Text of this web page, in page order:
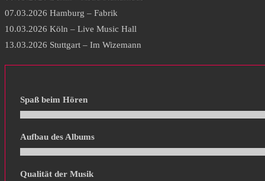
07.03.2026 Hamburg – Fabrik
10.03.2026 Köln – Live Music Hall
13.03.2026 Stuttgart – Im Wizemann
Spaß beim Hören
Aufbau des Albums
Qualität der Musik